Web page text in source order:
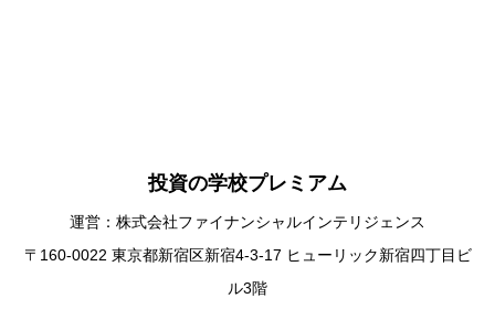
投資の学校プレミアム
運営：株式会社ファイナンシャルインテリジェンス
〒160-0022 東京都新宿区新宿4-3-17 ヒューリック新宿四丁目ビ
ル3階